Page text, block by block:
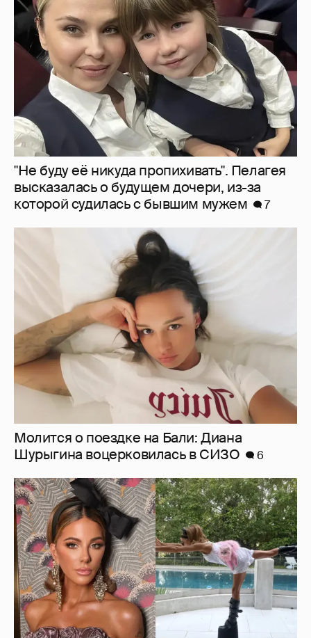
"Не буду её никуда пропихивать". Пелагея
высказалась о будущем дочери, из-за
которой судилась с бывшим мужем
7
Молится о поездке на Бали: Диана
Шурыгина воцерковилась в СИЗО
6